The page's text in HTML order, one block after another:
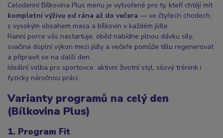
Celodenní Bílkovina Plus menu je vytvořené pro ty, kteří chtějí mít
kompletní výživu od rána až do večera — ve čtyřech chodech,
s vysokým obsahem masa a bílkovin v každém jídle.
Ranní porce vás nastartuje, oběd nabídne plnou dávku síly,
svačina doplní výkon mezi jídly a večeře pomůže tělu regenerovat
a připravit se na další den.
Ideální volba pro sportovce, aktivní životní styl, silový trénink i
fyzicky náročnou práci.
Varianty programů na celý den
(Bílkovina Plus)
1. Program Fit